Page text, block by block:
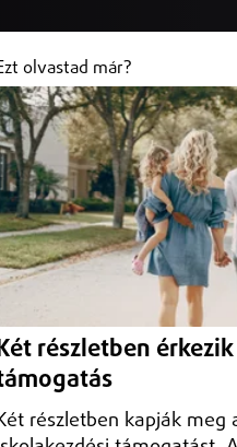
+36 (20) 316
Karácsony
rendezvényt tartott meg
olvastad már?
Két részletben
Két részletben kapják meg